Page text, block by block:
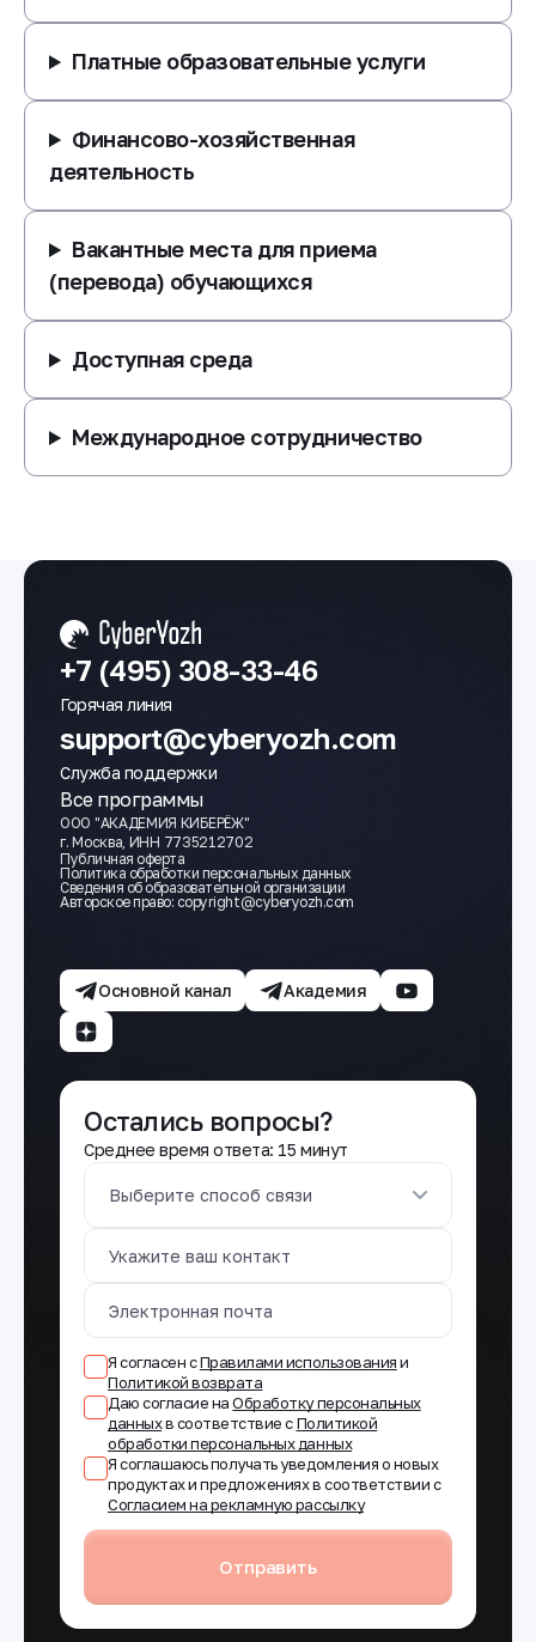
Платные образовательные услуги
Финансово-хозяйственная
деятельность
Вакантные места для приема
(перевода) обучающихся
Доступная среда
Международное сотрудничество
+7 (495) 308-33-46
Горячая линия
support@cyberyozh.com
Служба поддержки
Все программы
Публичная оферта
Политика обработки персональных данных
Сведения об образовательной организации
Авторское право: сopyright@cyberyozh.com
ООО "АКАДЕМИЯ КИБЕРЁЖ"
г. Москва, ИНН 7735212702
Основной канал Академия
Остались вопросы?
Среднее время ответа: 15 минут
Выберите способ связи
Я согласен сПравилами использованияи
Политикой возврата
Даю согласие наОбработку персональных
данныхв соответствие сПолитикой
обработки персональных данных
Я соглашаюсь получать уведомления о новых
продуктах и предложениях в соответствии с
Согласием на рекламную рассылку
Отправить